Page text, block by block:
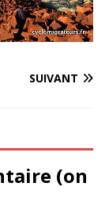
SUIVANT
(on